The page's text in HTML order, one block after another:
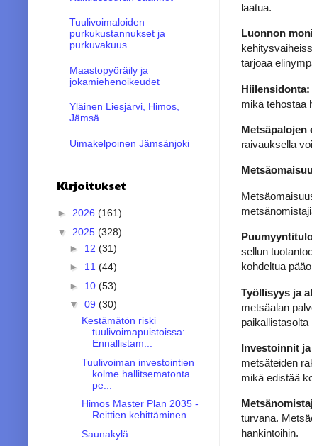
laatua.
Luonnon
tarjoaa
Hiilensidonta:
mikä tehostaa
Metsäpalojen
raivauksella
sellun
kohdeltua
Työllisyys ja
metsäalan
paikallistasolta
Investoinnit
metsäteiden
mikä edistää
turvana.
hankintoihin.
Tuulivoimaloiden
purkukustannukset ja
purkuvakuus
Maastopyöräily ja
jokamiehenoikeudet
Yläinen Liesjärvi, Himos,
Jämsä
Uimakelpoinen Jämsänjoki
Kirjoitukset
► 2026 (161)
▼ 2025 (328)
► 12 (31)
► 11 (44)
► 10 (53)
▼ 09 (30)
Kestämätön riski
tuulivoimapuistoissa:
Ennallistam...
Tuulivoiman investointien
kolme hallitsematonta
pe...
Himos Master Plan 2035 -
Reittien kehittäminen
Saunakylä